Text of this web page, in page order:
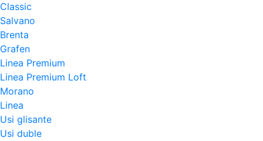
Classic
Salvano
Brenta
Grafen
Linea Premium
Linea Premium Loft
Morano
Linea
Usi glisante
Usi duble